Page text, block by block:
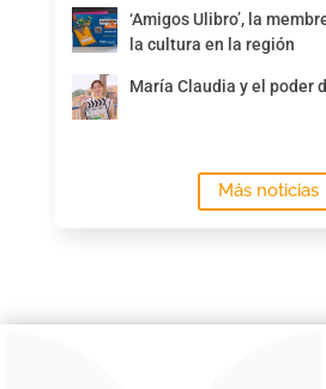
‘Amigos Ulibro’, la
la cultura en la región
María Claudia y el poder
Más noticias